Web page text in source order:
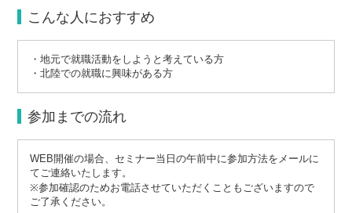
こんな人におすすめ
・地元で就職活動をしようと考えている方
・北陸での就職に興味がある方
参加までの流れ
WEB開催の場合、セミナー当日の午前中に参加方法をメールに
てご連絡いたします。
※参加確認のためお電話させていただくこともございますので
ご了承ください。